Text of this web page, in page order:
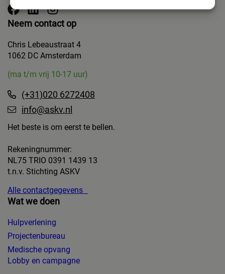
Neem contact op
Chris Lebeaustraat 4
1062 DC Amsterdam
(ma t/m vrij 10-17 uur)
(+31)020 6272408
info@askv.nl
Het beste is om eerst te bellen.
Rekeningnummer:
NL75 TRIO 0391 1439 13
t.n.v. Stichting ASKV
Alle contactgegevens
Wat we doen
Hulpverlening
Projectenbureau
Medische opvang
Lobby en campagne